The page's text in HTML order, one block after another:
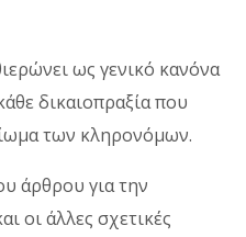
ως γενικό κανόνα
δικαιοπραξία που
των κληρονόμων.
άρθρου για την
οι άλλες σχετικές